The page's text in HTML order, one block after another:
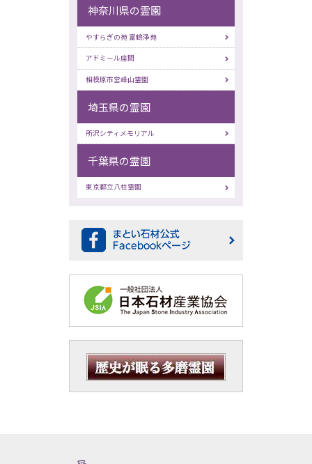
神奈川県の霊園
やすらぎの苑 富鶴浄苑
アドミール座間
相模原市営峰山霊園
埼玉県の霊園
所沢シティメモリアル
千葉県の霊園
東京都立八柱霊園